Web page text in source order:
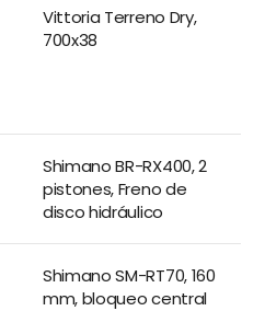
Vittoria Terreno Dry,
700x38
Shimano BR-RX400, 2
pistones, Freno de
disco hidráulico
Shimano SM-RT70, 160
mm, bloqueo central